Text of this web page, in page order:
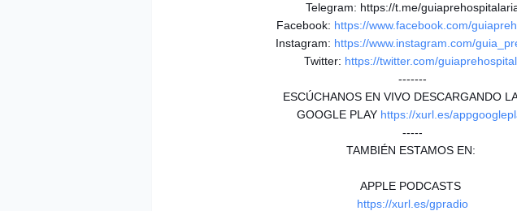
Telegram: https://t.me/
Facebook: https://www.facebook.com/
Instagram: https://www.instagram.com/
Twitter: https://twitter.com/guiaprehospital
-------
ESCÚCHANOS EN VIVO DESCARGANDO
GOOGLE PLAY https://xurl.es/
-----
TAMBIÉN ESTAMOS EN:
APPLE PODCASTS
https://xurl.es/gpradio